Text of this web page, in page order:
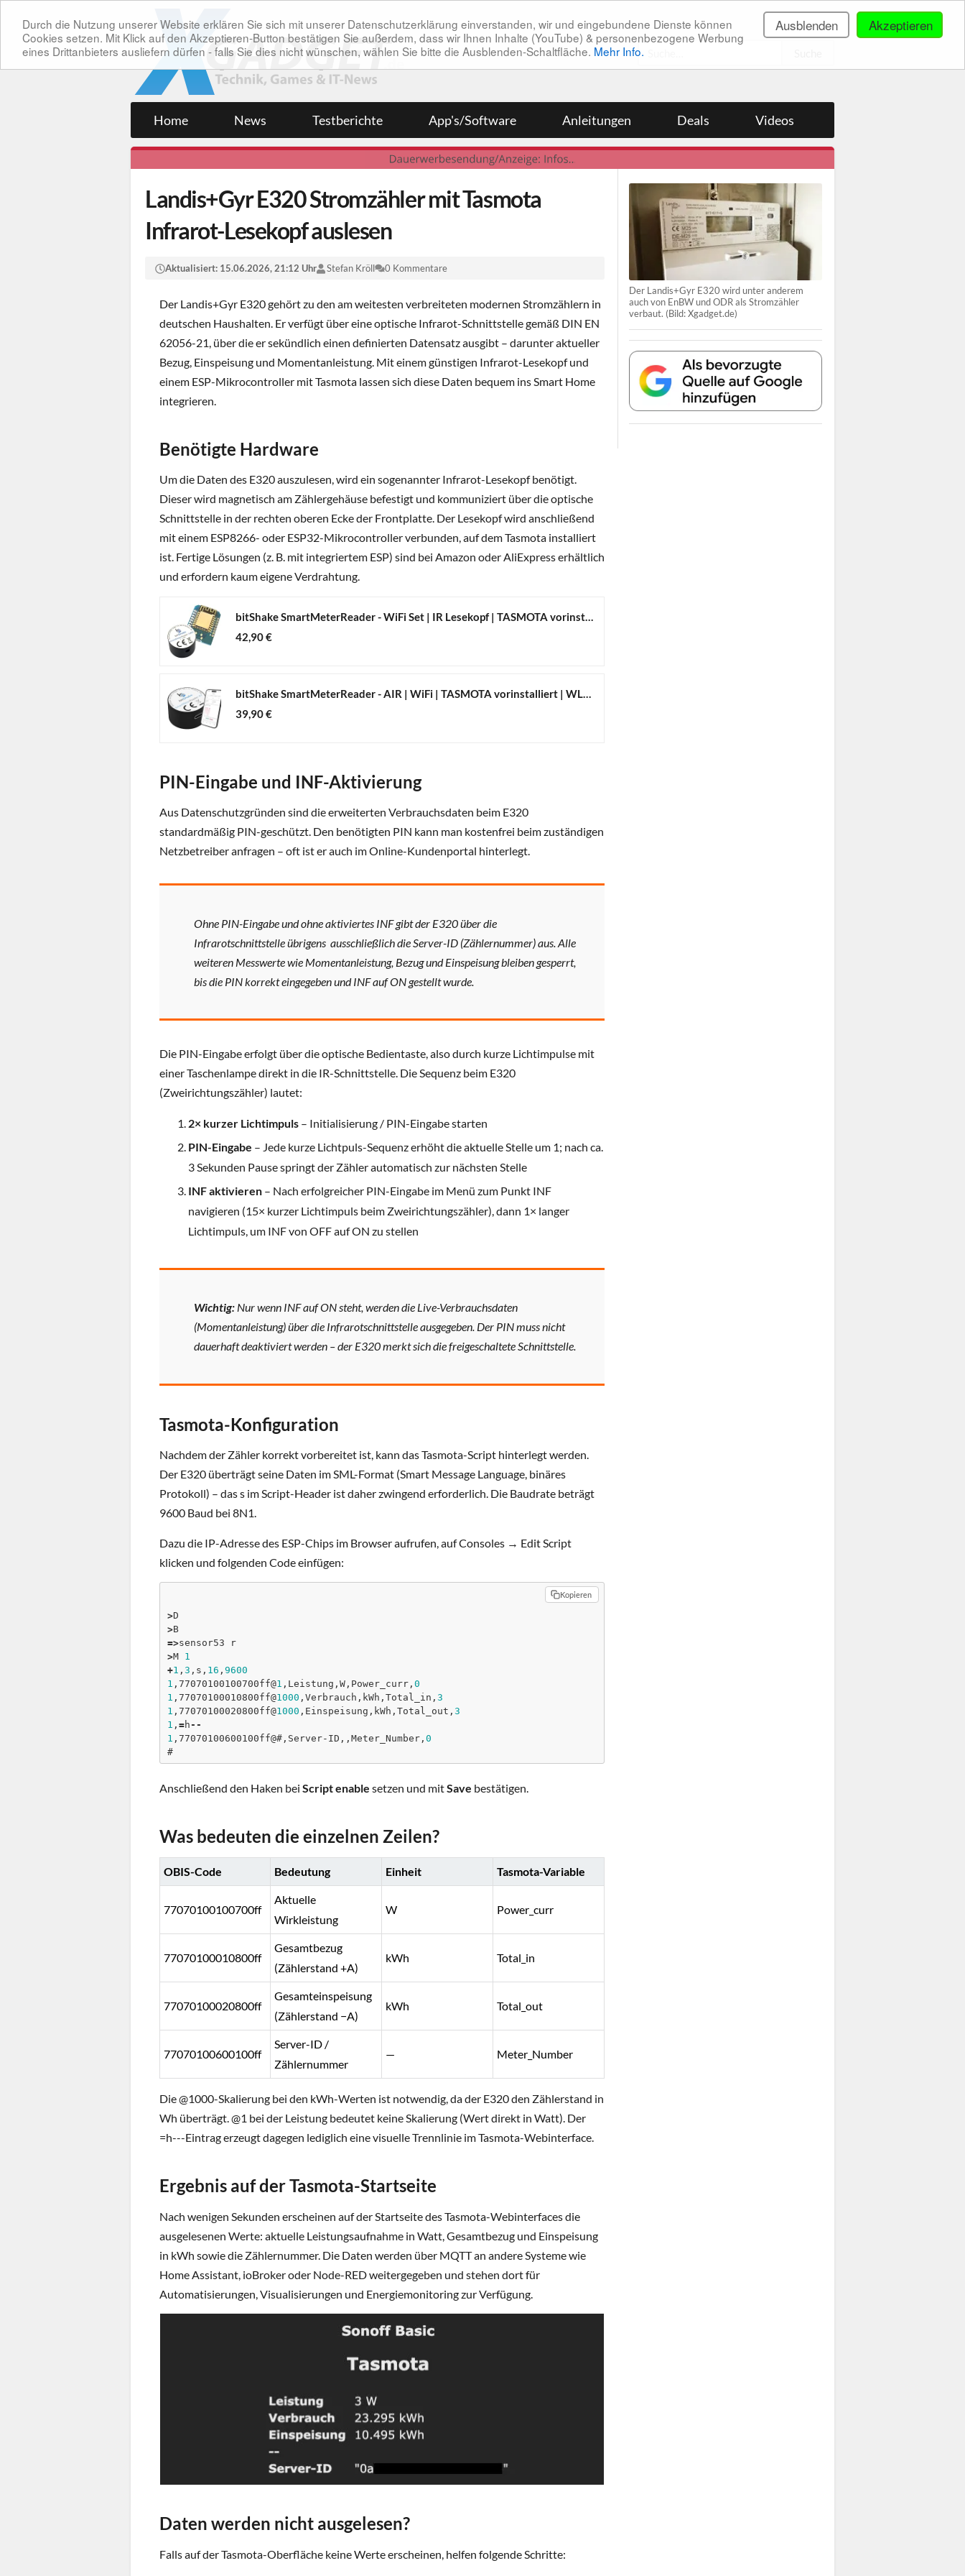
Akzeptieren
Ausblenden
Durch die Nutzung unserer Website erklären Sie sich mit unserer Datenschutzerklärung einverstanden, wir und eingebundene Dienste können
Cookies setzen. Mit Klick auf den Akzeptieren-Button bestätigen Sie außerdem, dass wir Ihnen Inhalte (YouTube) & personenbezogene Werbung
eines Drittanbieters ausliefern dürfen - falls Sie dies nicht wünschen, wählen Sie bitte die Ausblenden-Schaltfläche. Mehr Info.
Home News Testberichte App's/Software Anleitungen Deals Videos
Landis+Gyr E320 Stromzähler mit Tasmota
Infrarot-Lesekopf auslesen
Aktualisiert: 15.06.2026, 21:12 Uhr Stefan Kröll 0 Kommentare
Der Landis+Gyr E320 gehört zu den am weitesten verbreiteten modernen Stromzählern in
deutschen Haushalten. Er verfügt über eine optische Infrarot-Schnittstelle gemäß DIN EN
62056-21, über die er sekündlich einen definierten Datensatz ausgibt – darunter aktueller
Bezug, Einspeisung und Momentanleistung. Mit einem günstigen Infrarot-Lesekopf und
einem ESP-Mikrocontroller mit Tasmota lassen sich diese Daten bequem ins Smart Home
integrieren.
Benötigte Hardware
Um die Daten des E320 auszulesen, wird ein sogenannter Infrarot-Lesekopf benötigt.
Dieser wird magnetisch am Zählergehäuse befestigt und kommuniziert über die optische
Schnittstelle in der rechten oberen Ecke der Frontplatte. Der Lesekopf wird anschließend
mit einem ESP8266- oder ESP32-Mikrocontroller verbunden, auf dem Tasmota installiert
ist. Fertige Lösungen (z. B. mit integriertem ESP) sind bei Amazon oder AliExpress erhältlich
und erfordern kaum eigene Verdrahtung.
bitShake SmartMeterReader - WiFi Set | IR Lesekopf | TASMOTA vorinstalliert | WLAN | MQTT
42,90 €
bitShake SmartMeterReader - AIR | WiFi | TASMOTA vorinstalliert | WLAN | MQTT | IR Lesekopf
39,90 €
PIN-Eingabe und INF-Aktivierung
Aus Datenschutzgründen sind die erweiterten Verbrauchsdaten beim E320
standardmäßig PIN-geschützt. Den benötigten PIN kann man kostenfrei beim zuständigen
Netzbetreiber anfragen – oft ist er auch im Online-Kundenportal hinterlegt.
Ohne PIN-Eingabe und ohne aktiviertes INF gibt der E320 über die
Infrarotschnittstelle übrigens ausschließlich die Server-ID (Zählernummer) aus. Alle
weiteren Messwerte wie Momentanleistung, Bezug und Einspeisung bleiben gesperrt,
bis die PIN korrekt eingegeben und INF auf ON gestellt wurde.
Die PIN-Eingabe erfolgt über die optische Bedientaste, also durch kurze Lichtimpulse mit
einer Taschenlampe direkt in die IR-Schnittstelle. Die Sequenz beim E320
(Zweirichtungszähler) lautet:
2× kurzer Lichtimpuls – Initialisierung / PIN-Eingabe starten
PIN-Eingabe – Jede kurze Lichtpuls-Sequenz erhöht die aktuelle Stelle um 1; nach ca.
3 Sekunden Pause springt der Zähler automatisch zur nächsten Stelle
INF aktivieren – Nach erfolgreicher PIN-Eingabe im Menü zum Punkt INF
navigieren (15× kurzer Lichtimpuls beim Zweirichtungszähler), dann 1× langer
Lichtimpuls, um INF von OFF auf ON zu stellen
Wichtig: Nur wenn INF auf ON steht, werden die Live-Verbrauchsdaten
(Momentanleistung) über die Infrarotschnittstelle ausgegeben. Der PIN muss nicht
dauerhaft deaktiviert werden – der E320 merkt sich die freigeschaltete Schnittstelle.
Tasmota-Konfiguration
Nachdem der Zähler korrekt vorbereitet ist, kann das Tasmota-Script hinterlegt werden.
Der E320 überträgt seine Daten im SML-Format (Smart Message Language, binäres
Protokoll) – das s im Script-Header ist daher zwingend erforderlich. Die Baudrate beträgt
9600 Baud bei 8N1.
Dazu die IP-Adresse des ESP-Chips im Browser aufrufen, auf Consoles → Edit Script
klicken und folgenden Code einfügen:
>
>
=>
>M 1
+1 , 3 ,s, 16 , 9600
1 ,77070100100700ff@1 ,Leistung,W,Power_curr, 0
1 ,77070100010800ff@1000 ,Verbrauch,kWh,Total_in, 3
1 ,77070100020800ff@1000 ,Einspeisung,kWh,Total_out, 3
1 , =h - -
1 ,77070100600100ff@#,Server-ID,,Meter_Number, 0
#
Kopieren
Anschließend den Haken bei Script enable setzen und mitSave bestätigen.
Was bedeuten die einzelnen Zeilen?
OBIS-Code Bedeutung Einheit Tasmota-Variable
77070100100700ff
Aktuelle
Wirkleistung
W Power_curr
77070100010800ff
Gesamtbezug
(Zählerstand +A)
kWh Total_in
77070100020800ff
Gesamteinspeisung
(Zählerstand −A)
kWh Total_out
77070100600100ff
Server-ID /
Zählernummer
— Meter_Number
Die @1000-Skalierung bei den kWh-Werten ist notwendig, da der E320 den Zählerstand in
Wh überträgt. @1 bei der Leistung bedeutet keine Skalierung (Wert direkt in Watt). Der
=h---Eintrag erzeugt dagegen lediglich eine visuelle Trennlinie im Tasmota-Webinterface.
Ergebnis auf der Tasmota-Startseite
Nach wenigen Sekunden erscheinen auf der Startseite des Tasmota-Webinterfaces die
ausgelesenen Werte: aktuelle Leistungsaufnahme in Watt, Gesamtbezug und Einspeisung
in kWh sowie die Zählernummer. Die Daten werden über MQTT an andere Systeme wie
Home Assistant, ioBroker oder Node-RED weitergegeben und stehen dort für
Automatisierungen, Visualisierungen und Energiemonitoring zur Verfügung.
Daten werden nicht ausgelesen?
Falls auf der Tasmota-Oberfläche keine Werte erscheinen, helfen folgende Schritte:
Der Landis+Gyr E320 wird unter anderem
auch von EnBW und ODR als Stromzähler
verbaut. (Bild: Xgadget.de)